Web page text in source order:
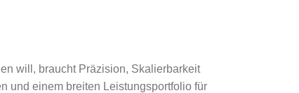
will, braucht Präzision, Skalierbarkeit
und einem breiten Leistungsportfolio für